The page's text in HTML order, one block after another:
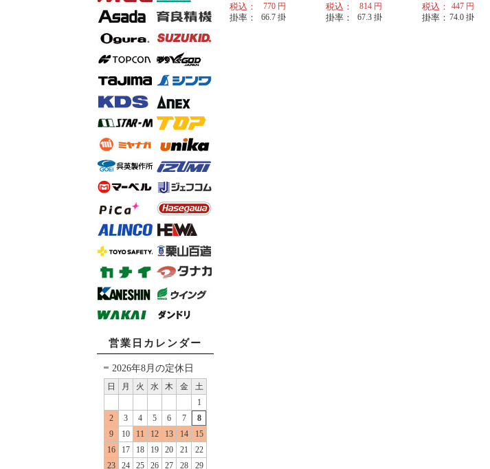
営業日カレンダー
2026年8月の定休日
日 月 火 水 木 金
土
1
2
3 4 5 6 7
8
9
10 11 12 13 14
15
16
17 18 19 20 21
22
23
24 25 26 27 28 29
税込： 770 円
掛率： 66.7 掛
税込： 814 円
掛率： 67.3 掛
税込： 447 円
掛率： 74.0 掛